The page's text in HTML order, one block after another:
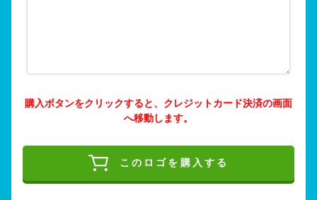
購入ボタンをクリックすると、クレジットカード決済の画面
へ移動します。
このロゴを購入する